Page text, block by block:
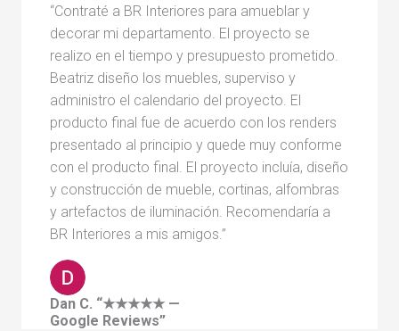
“Contraté a BR Interiores para amueblar y
decorar mi departamento. El proyecto se
realizo en el tiempo y presupuesto prometido.
Beatriz diseño los muebles, superviso y
administro el calendario del proyecto. El
producto final fue de acuerdo con los renders
presentado al principio y quede muy conforme
con el producto final. El proyecto incluía, diseño
y construcción de mueble, cortinas, alfombras
y artefactos de iluminación. Recomendaría a
BR Interiores a mis amigos.”
Dan C. “★★★★★ —
Google Reviews”